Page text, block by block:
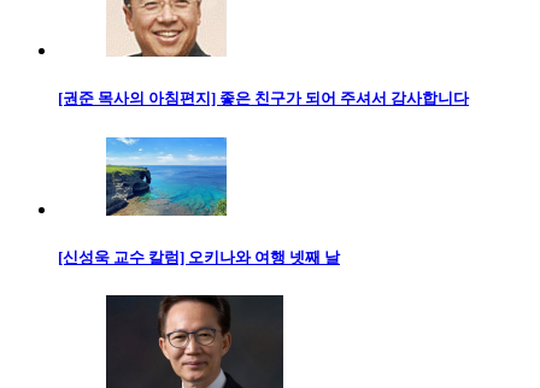
[권준 목사의 아침편지] 좋은 친구가 되어 주셔서 감사합니다
[신성욱 교수 칼럼] 오키나와 여행 넷째 날